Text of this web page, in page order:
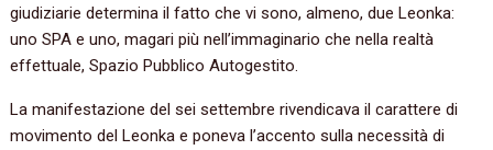
giudiziarie determina il fatto che vi sono, almeno, due Leonka:
uno SPA e uno, magari più nell’immaginario che nella realtà
effettuale, Spazio Pubblico Autogestito.
La manifestazione del sei settembre rivendicava il carattere di
movimento del Leonka e poneva l’accento sulla necessità di